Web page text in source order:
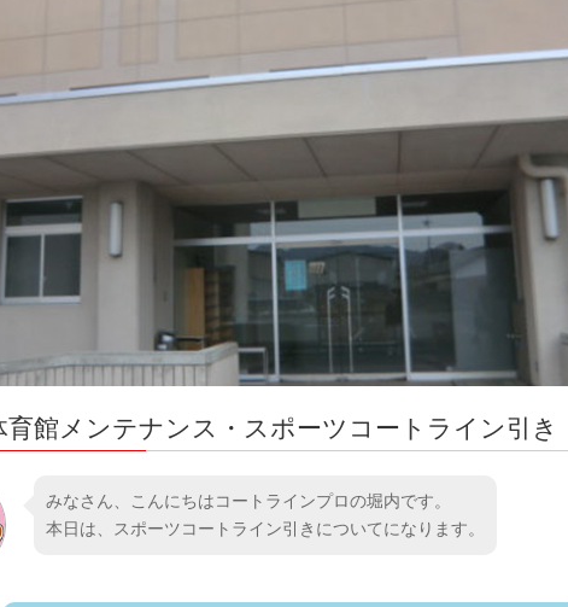
育館メンテナンス・スポーツコートライン引き
みなさん、こんにちはコートラインプロの堀内です。
本日は、スポーツコートライン引きについてになります。